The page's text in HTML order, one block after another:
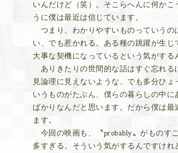
いんだけど（笑）。そこらへんに何か
うに僕は最近は信じています。
つまり、わかりやすいものっていうの
い、でも惹かれる。ある種の跳躍が生
大事な契機になっているという気がする
ありきたりの世間的な話はすぐ忘れる
見論理に見えないような、でも多分ひ
いうものがたぶん、僕らの暮らしの中
ばかりなんだと思います。だから僕は
ます。
今回の映画も、〝probably〟がものす
多すぎる、そういう気がするんですけ